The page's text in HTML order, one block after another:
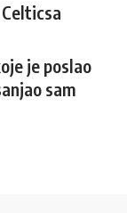
je poslao
sam